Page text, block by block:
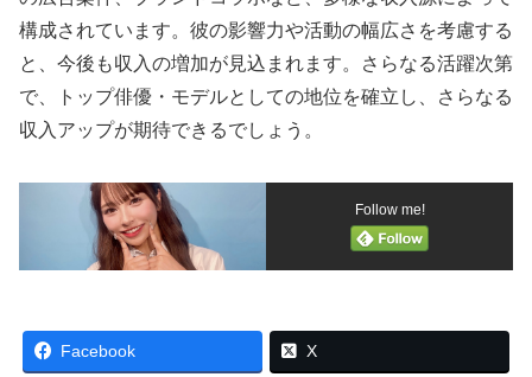
構成されています。彼の影響力や活動の幅広さを考慮する
と、今後も収入の増加が見込まれます。さらなる活躍次第
で、トップ俳優・モデルとしての地位を確立し、さらなる
収入アップが期待できるでしょう。
Follow me!
Facebook X